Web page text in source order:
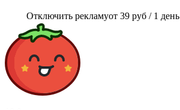
Отключить рекламуот 39 руб / 1 день